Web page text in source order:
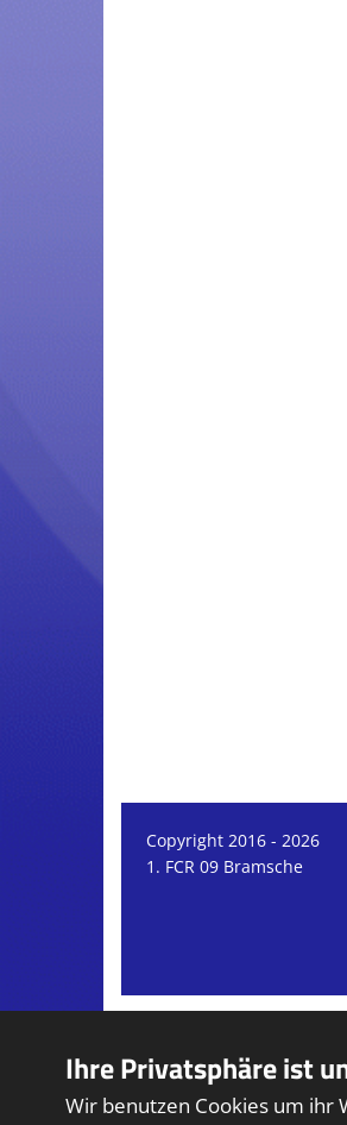
Copyright 2016 - 2026
1. FCR 09 Bramsche